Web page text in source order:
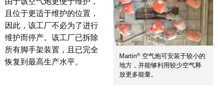
Martin®空气炮可安装于较小的
地方，并能够利用较少空气释
放更多能量。
且位于更适于维护的位置，
因此，该工厂不必为了进行
维护而停产。该工厂已拆除
所有脚手架装置，且已完全
恢复到最高生产水平。